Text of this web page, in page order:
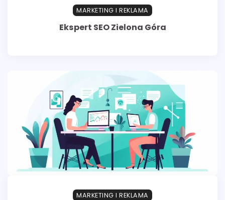
MARKETING I REKLAMA
Ekspert SEO Zielona Góra
MARKETING I REKLAMA